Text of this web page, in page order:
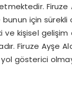
Firuze
için
ve kişisel gelişim
Firuze Ayşe
yol gösterici